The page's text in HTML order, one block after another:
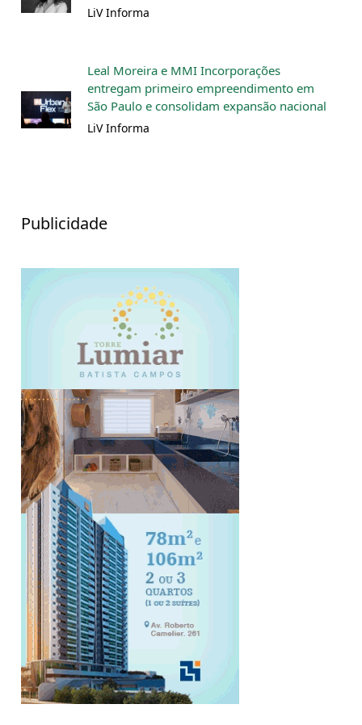
LiV Informa
Leal Moreira e MMI Incorporações
entregam primeiro empreendimento em
São Paulo e consolidam expansão nacional
LiV Informa
Publicidade